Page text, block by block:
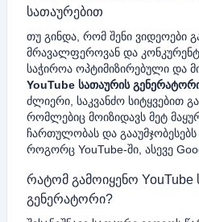
სათაურებით
თუ გინდა, რომ შენი ვიდეოები
მრავალფეროვან და
საჭიროა ოპტიმიზირებული და
YouTube სათაურის
ძლიერი, საკვანძო სიტყვებით
რომლებიც მოიზიდავს მეტ
ჩართულობას და
როგორც YouTube-ში, ასევე
რატომ გამოიყენო YouTube
გენერატორი?